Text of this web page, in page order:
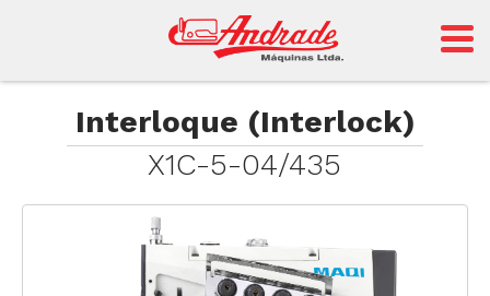
Andrade
Interloque (Interlock)
X1C-5-04/435